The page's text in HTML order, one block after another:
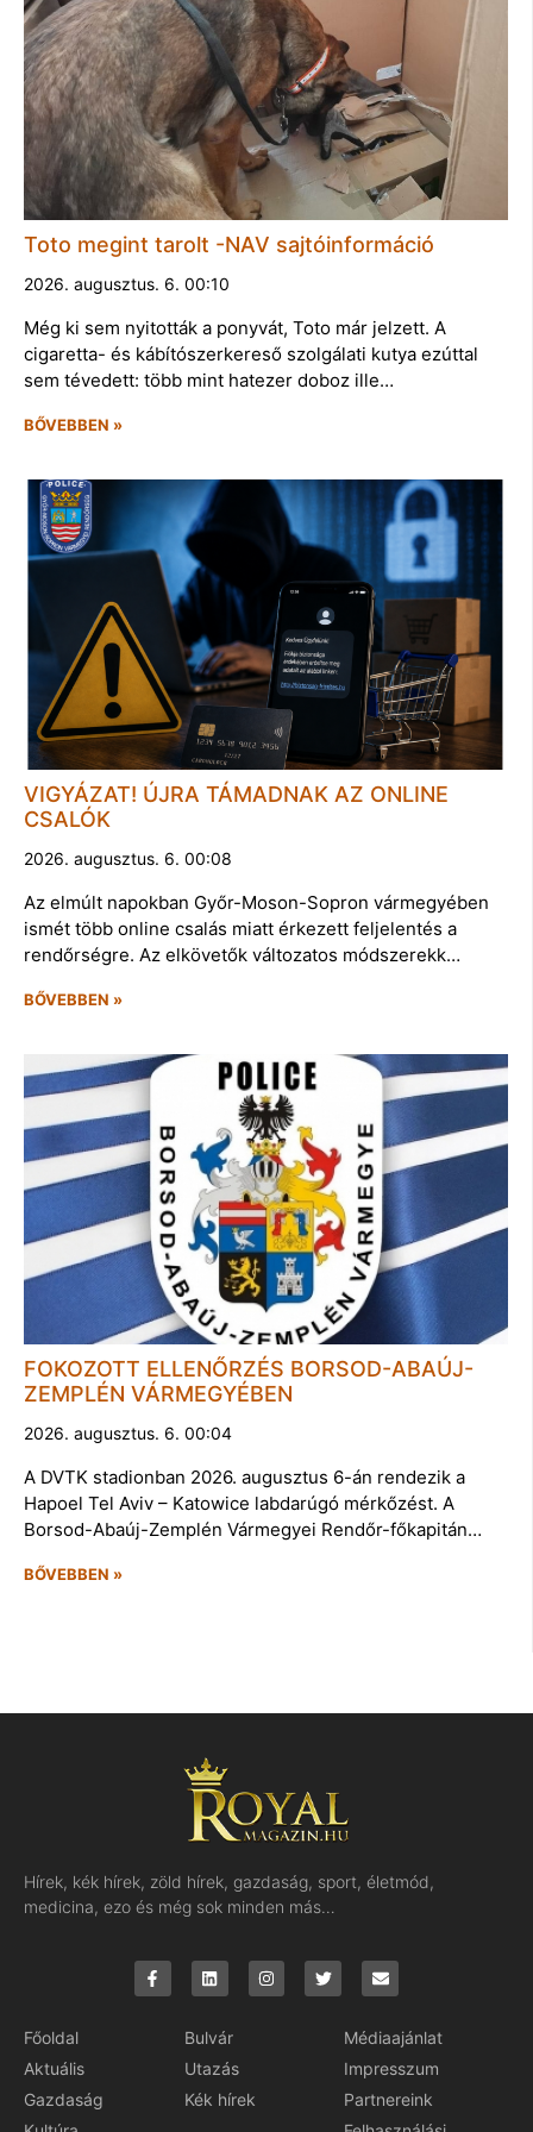
Toto megint tarolt -NAV sajtóinformáció
2026. augusztus. 6. 00:10
Még ki sem nyitották a ponyvát, Toto már jelzett. A
cigaretta- és kábítószerkereső szolgálati kutya ezúttal
sem tévedett: több mint hatezer doboz ille…
BŐVEBBEN »
VIGYÁZAT! ÚJRA TÁMADNAK AZ ONLINE
CSALÓK
2026. augusztus. 6. 00:08
Az elmúlt napokban Győr-Moson-Sopron vármegyében
ismét több online csalás miatt érkezett feljelentés a
rendőrségre. Az elkövetők változatos módszerekk…
BŐVEBBEN »
FOKOZOTT ELLENŐRZÉS BORSOD-ABAÚJ-
ZEMPLÉN VÁRMEGYÉBEN
2026. augusztus. 6. 00:04
A DVTK stadionban 2026. augusztus 6-án rendezik a
Hapoel Tel Aviv – Katowice labdarúgó mérkőzést. A
Borsod-Abaúj-Zemplén Vármegyei Rendőr-főkapitán…
BŐVEBBEN »
Hírek, kék hírek, zöld hírek, gazdaság, sport, életmód,
medicina, ezo és még sok minden más…
Főoldal
Aktuális
Gazdaság
Bulvár
Utazás
Kék hírek
Médiaajánlat
Impresszum
Partnereink